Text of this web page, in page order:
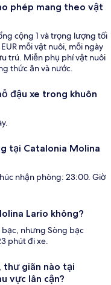
phép mang theo vật
cộng 1 và trọng lượng tối
mỗi vật nuôi, mỗi ngày
trú. Miễn phụ phí vật nuôi
thức ăn và nước.
đậu xe trong khuôn
tại Catalonia Molina
nhận phòng: 23:00. Giờ
Lario không?
bạc, nhưng Sòng bạc
phút đi xe.
thư giãn nào tại
vực lân cận?